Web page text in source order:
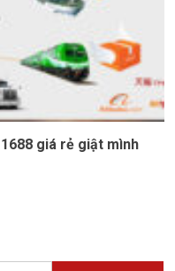
giá rẻ giật mình